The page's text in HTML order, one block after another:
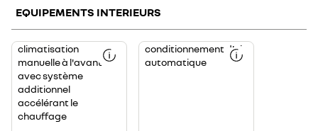
EQUIPEMENTS INTERIEURS
climatisation
manuelle à l'avant
avec système
additionnel
accélérant le
chauffage
conditionnement d’air
automatique